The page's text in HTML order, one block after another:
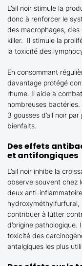
L’ail noir stimule la
donc à renforcer le
des macrophages,
killer. Il stimule la
la toxicité des
En consommant
davantage protégé
rhume. Il aide à
nombreuses bactéries.
3 gousses d’ail noir
bienfaits.
Des effets
et antifongiques
L’ail noir inhibe la
observe souvent chez
deux anti-
hydroxyméthylfurfural,
contribuer à lutter
d’origine
toxicité des
antalgiques les plus